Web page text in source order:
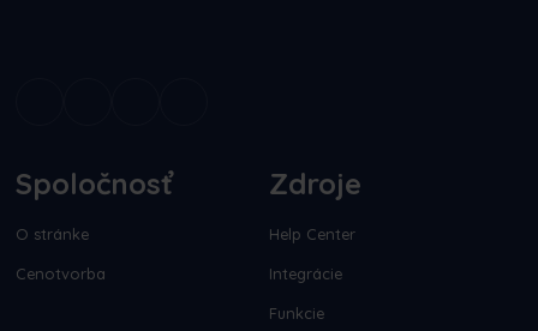
Spoločnosť
O stránke
Cenotvorba
Zdroje
Help Center
Integrácie
Funkcie